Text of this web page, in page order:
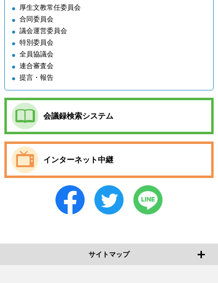
厚生文教常任委員会
合同委員会
議会運営委員会
特別委員会
全員協議会
連合審査会
提言・報告
会議録検索システム
インターネット中継
サイトマップ